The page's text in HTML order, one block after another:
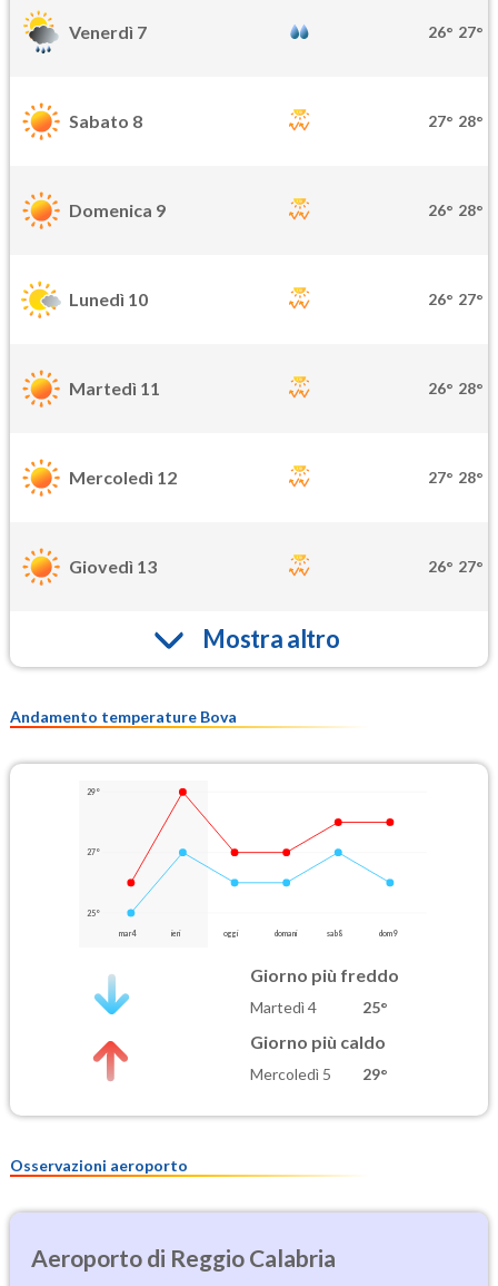
Venerdì 7 26° 27°
Sabato 8 27° 28°
Domenica 9 26° 28°
Lunedì 10 26° 27°
Martedì 11 26° 28°
Mercoledì 12 27° 28°
Giovedì 13 26° 27°
Mostra altro
Andamento temperature Bova
29°
27°
25°
mar 4 ieri oggi domani sab 8 dom 9
Giorno più freddo
Martedì 4 25°
Giorno più caldo
Mercoledì 5 29°
Osservazioni aeroporto
Reggio Calabria